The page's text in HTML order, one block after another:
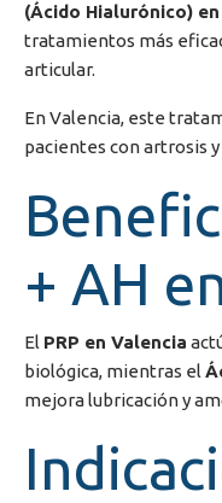
(Ácido Hialurónico)
tratamientos más
articular.
EnValencia, este
pacientes con artrosis
+ AH
El PRP en Valencia
biológica, mientras el
mejora lubricación y